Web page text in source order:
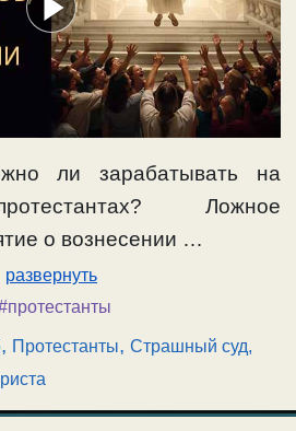
ли зарабатывать на
Ложное
о вознесении …
развернуть
, Протестанты,Страшный суд,